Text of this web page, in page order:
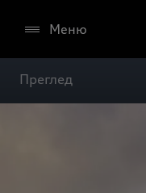
Меню
Преглед